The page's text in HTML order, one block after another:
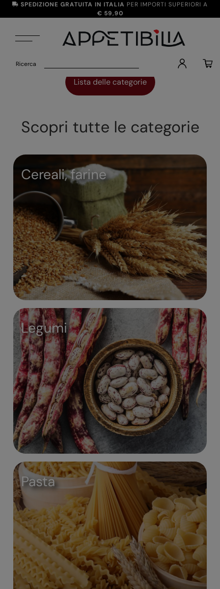
SPEDIZIONE GRATUITA IN ITALIA PER IMPORTI SUPERIORI A
€ 59,90
Ricerca
Lista delle categorie
Scopri tutte le categorie
Cereali, farine
Legumi
Pasta